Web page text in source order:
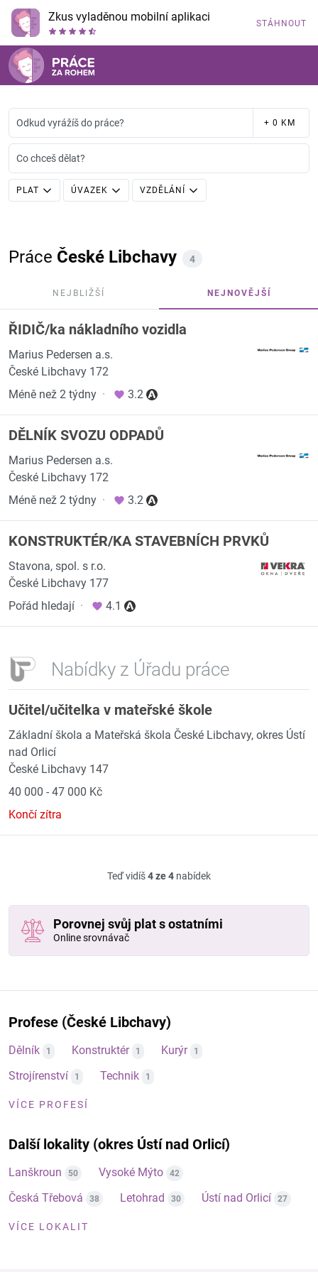
Zkus vyladěnou mobilní aplikaci STÁHNOUT
Odkud vyrážíš do práce? + 0 KM
Co chceš dělat?
PLAT ÚVAZEK VZDĚLÁNÍ
Práce České Libchavy 4
NEJBLIŽŠÍ NEJNOVĚJŠÍ
ŘIDIČ/ka nákladního vozidla
Marius Pedersen a.s.
České Libchavy 172
Méně než 2 týdny · 3.2
DĚLNÍK SVOZU ODPADŮ
Marius Pedersen a.s.
České Libchavy 172
Méně než 2 týdny · 3.2
KONSTRUKTÉR/KA STAVEBNÍCH PRVKŮ
Stavona, spol. s r.o.
České Libchavy 177
Pořád hledají · 4.1
Nabídky z Úřadu práce
Učitel/učitelka v mateřské škole
Základní škola a Mateřská škola České Libchavy, okres Ústí
nad Orlicí
České Libchavy 147
40 000 - 47 000 Kč
Končí zítra
Teď vidíš4 ze 4 nabídek
Porovnej svůj plat s ostatními
Online srovnávač
Profese (České Libchavy)
Dělník 1 Konstruktér 1 Kurýr 1
Strojírenství 1 Technik 1
VÍCE PROFESÍ
Další lokality (okres Ústí nad Orlicí)
Lanškroun 50 Vysoké Mýto 42
Česká Třebová 38 Letohrad 30 Ústí nad Orlicí 27
VÍCE LOKALIT